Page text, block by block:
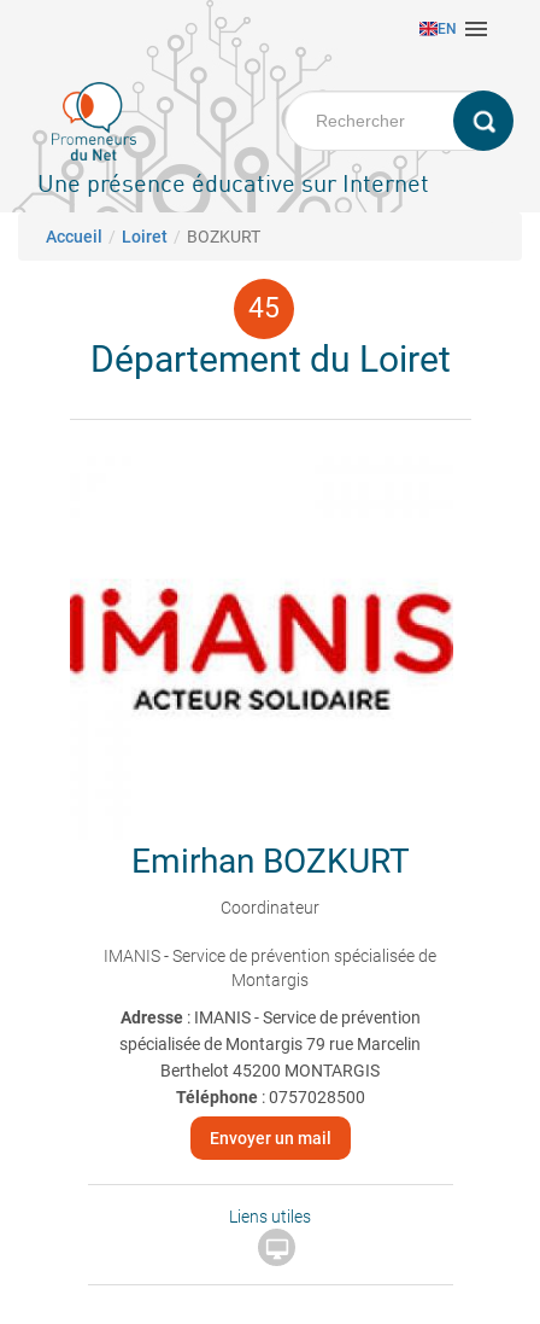
principal
EN 
Une présence éducative sur Internet
Fil d'Ariane
Accueil Loiret BOZKURT
Département du Loiret
Emirhan BOZKURT
Coordinateur
IMANIS - Service de prévention spécialisée de
Montargis
Adresse : IMANIS - Service de prévention
spécialisée de Montargis 79 rue Marcelin
Berthelot 45200 MONTARGIS
Téléphone:0757028500
Envoyer un mail
Liens utiles
